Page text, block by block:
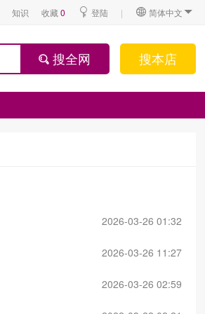
知识 收藏0 登陆 | 简体中文
搜全网 搜本店
2026-03-26 01:32
2026-03-26 11:27
2026-03-26 02:59